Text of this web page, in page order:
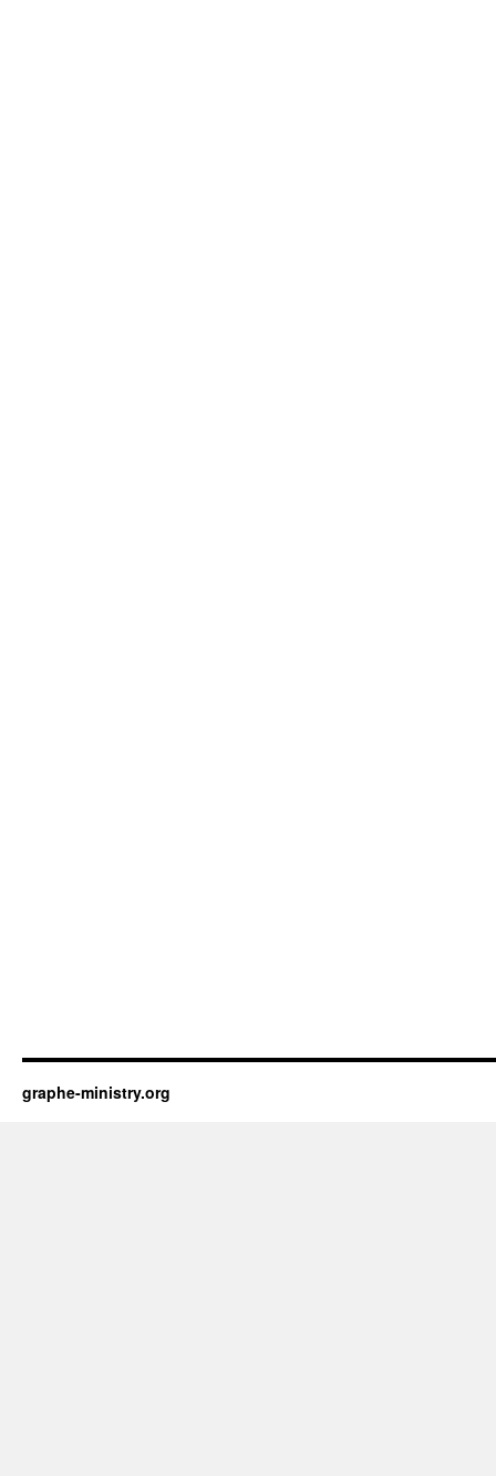
graphe-ministry.org